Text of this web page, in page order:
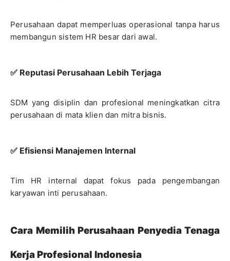
Perusahaan dapat memperluas operasional tanpa harus
membangun sistem HR besar dari awal.
✅ Reputasi Perusahaan Lebih Terjaga
SDM yang disiplin dan profesional meningkatkan citra
perusahaan di mata klien dan mitra bisnis.
✅ Efisiensi Manajemen Internal
Tim HR internal dapat fokus pada pengembangan
karyawan inti perusahaan.
Cara Memilih Perusahaan Penyedia Tenaga
Kerja Profesional Indonesia